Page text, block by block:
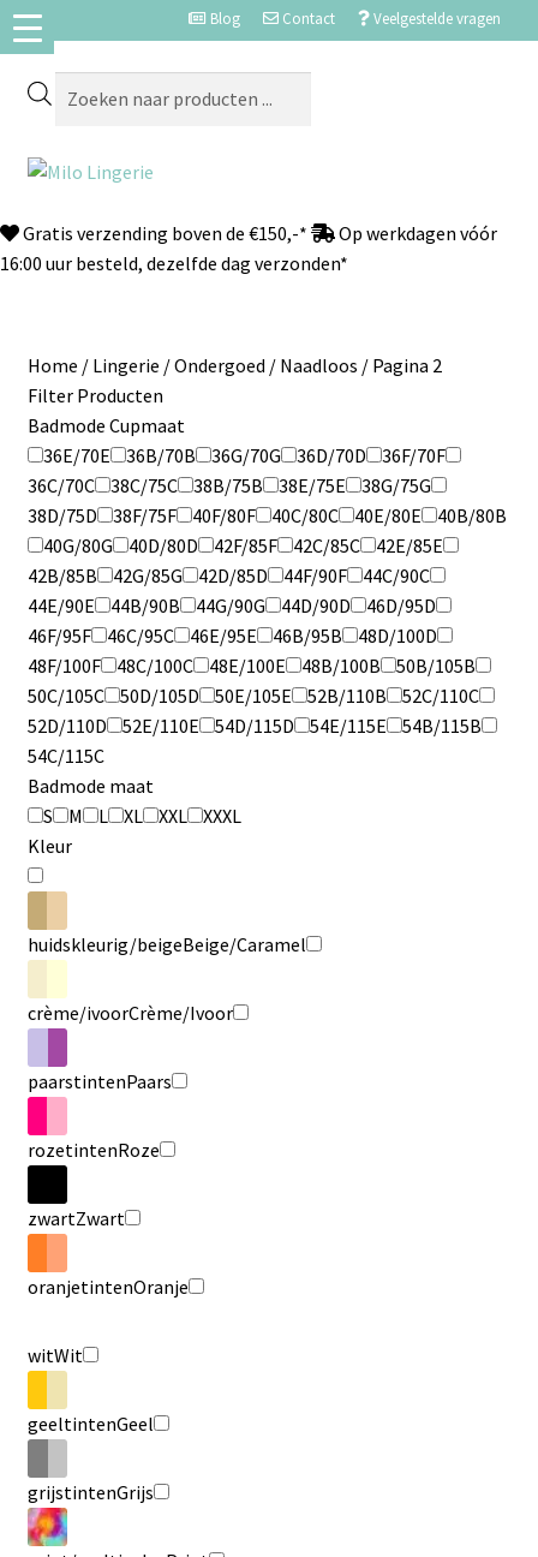
Blog Contact Veelgestelde vragen
Gratis verzending boven de €150,-*
Op werkdagen vóór
16:00 uur besteld, dezelfde dag verzonden*
Home / Lingerie /Ondergoed / Naadloos / Pagina 2
Filter Producten
Badmode Cupmaat
36E/70E
36B/70B 36G/70G 36D/70D
36F/70F
36C/70C
38C/75C 38B/75B 38E/75E
38G/75G
38D/75D
38F/75F 40F/80F 40C/80C 40E/80E
40B/80B
40G/80G
40D/80D 42F/85F 42C/85C
42E/85E
42B/85B
42G/85G 42D/85D 44F/90F
44C/90C
44E/90E
44B/90B 44G/90G 44D/90D
46D/95D
46F/95F
46C/95C 46E/95E 46B/95B
48D/100D
48F/100F
48C/100C 48E/100E 48B/100B
50B/105B
50C/105C
50D/105D 50E/105E 52B/110B
52C/110C
52D/110D
52E/110E 54D/115D 54E/115E
54B/115B
54C/115C
Badmode maat
S
M L XL XXL
XXXL
Kleur
huidskleurig/beigeBeige/Caramel
crème/ivoorCrème/Ivoor
paarstintenPaars
rozetintenRoze
zwartZwart
oranjetintenOranje
witWit
geeltintenGeel
grijstintenGrijs